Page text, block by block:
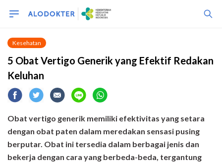
Kesehatan
5 Obat Vertigo Generik yang Efektif Redakan
Keluhan
Obat vertigo generik memiliki efektivitas yang setara
dengan obat paten dalam meredakan sensasi pusing
berputar. Obat ini tersedia dalam berbagai jenis dan
bekerja dengan cara yang berbeda-beda, tergantung